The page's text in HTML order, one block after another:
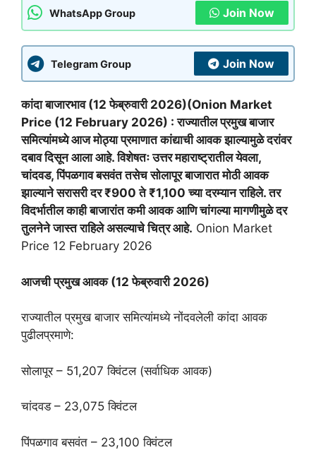
WhatsApp Group Join Now
Telegram Group Join Now
कांदा बाजारभाव (12 फेब्रुवारी 2026)(Onion Market
Price (12 February 2026) : राज्यातील प्रमुख बाजार
समित्यांमध्ये आज मोठ्या प्रमाणात कांद्याची आवक झाल्यामुळे दरांवर
दबाव दिसून आला आहे. विशेषतः उत्तर महाराष्ट्रातील येवला,
चांदवड, पिंपळगाव बसवंत तसेच सोलापूर बाजारात मोठी आवक
झाल्याने सरासरी दर ₹900 ते ₹1,100 च्या दरम्यान राहिले. तर
विदर्भातील काही बाजारांत कमी आवक आणि चांगल्या मागणीमुळे दर
तुलनेने जास्त राहिले असल्याचे चित्र आहे. Onion Market
Price 12 February 2026
आजची प्रमुख आवक (12 फेब्रुवारी 2026)
राज्यातील प्रमुख बाजार समित्यांमध्ये नोंदवलेली कांदा आवक
पुढीलप्रमाणे:
सोलापूर – 51,207 क्विंटल (सर्वाधिक आवक)
चांदवड – 23,075 क्विंटल
पिंपळगाव बसवंत – 23,100 क्विंटल